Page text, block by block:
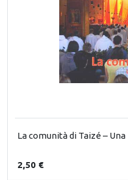
La comunità di Taizé –
2,50 €